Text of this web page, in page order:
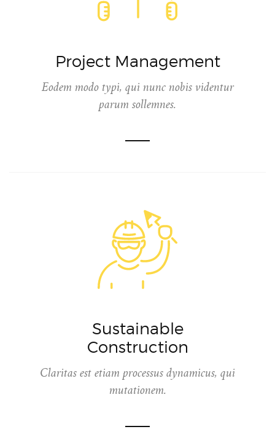
Project Management
Eodem modo typi, qui nunc nobis videntur
parum sollemnes.
Sustainable
Construction
Claritas est etiam processus dynamicus, qui
mutationem.